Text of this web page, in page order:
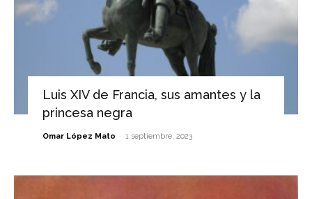
Luis XIV de Francia, sus amantes y la
princesa negra
Omar López Mato - 1 septiembre, 2023